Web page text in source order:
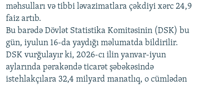
Auto 240p 360p 480p
720p 1080p
480p
720p
1080p
məhsulları və tibbi ləvazimatlara çəkdiyi xərc 24,9
faiz artıb.
Bu barədə Dövlət Statistika Komitəsinin (DSK) bu
gün, iyulun 16-da yaydığı məlumatda bildirilir.
DSK vurğulayır ki, 2026-cı ilin yanvar-iyun
aylarında pərakəndə ticarət şəbəkəsində
istehlakçılara 32,4 milyard manatlıq, o cümlədən